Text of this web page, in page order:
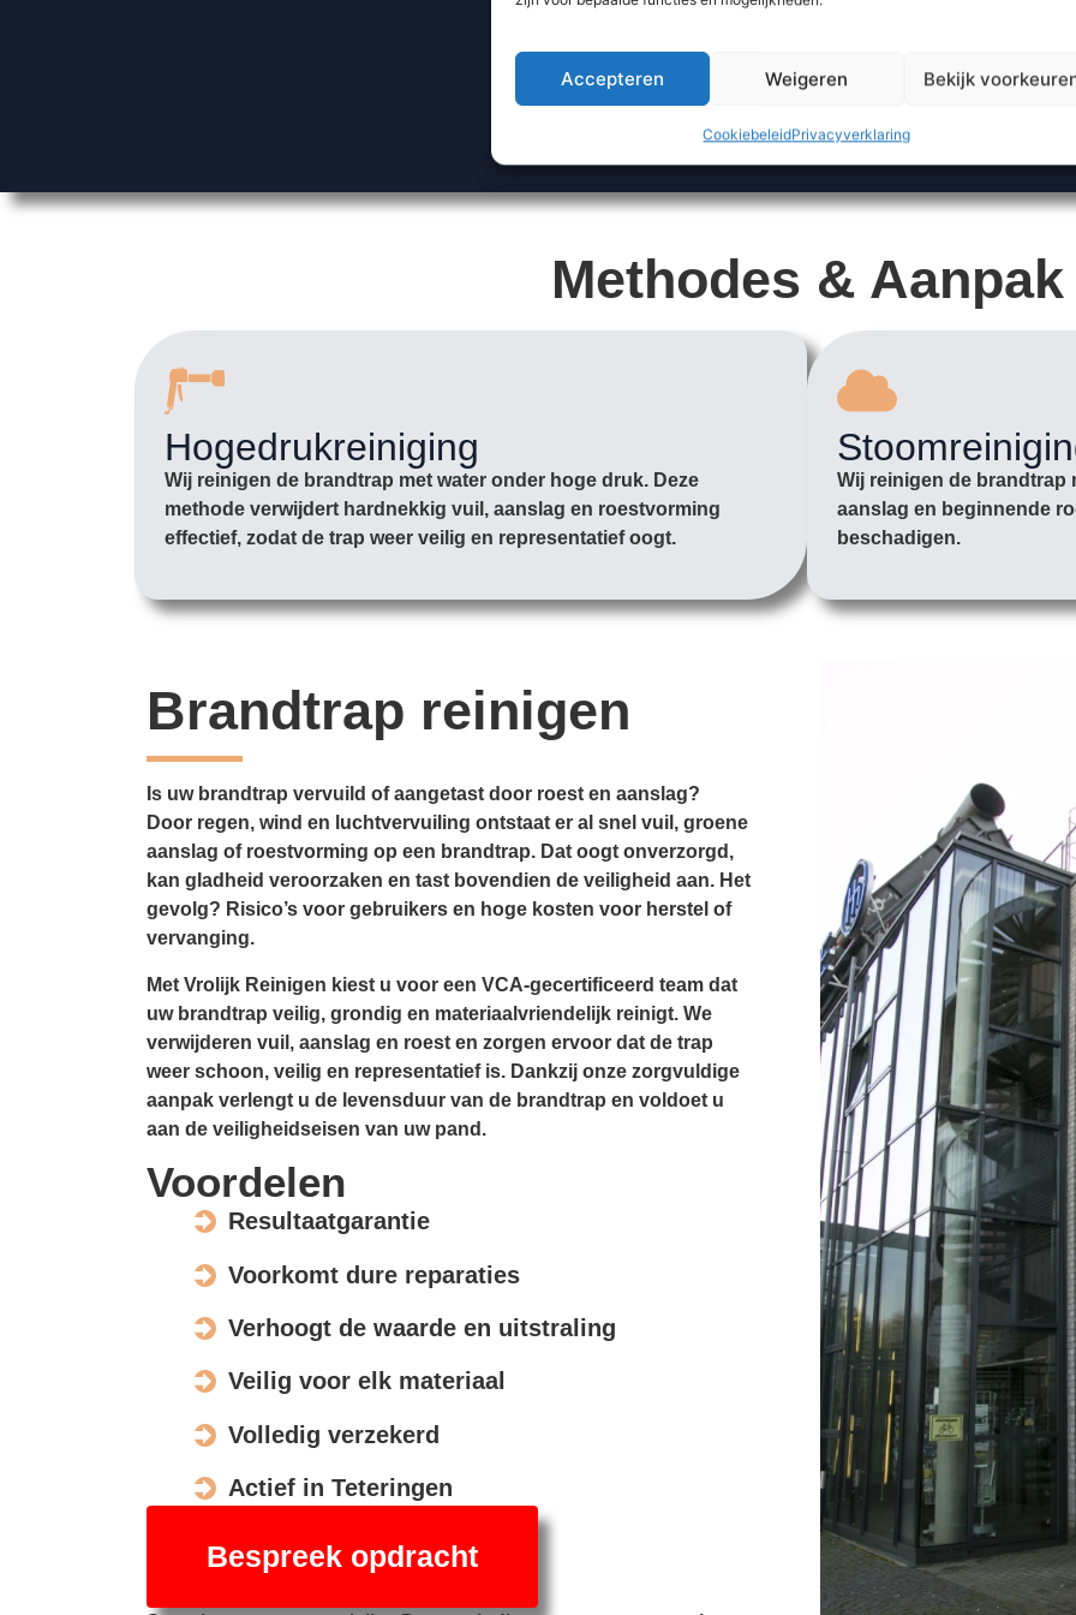
Accepteren Weigeren Bekijk
CookiebeleidPrivacyverklaring
Methodes & Aanpak
Hogedrukreiniging
Wij reinigen de brandtrap met water onder hoge druk. Deze
methode verwijdert hardnekkig vuil, aanslag en roestvorming
effectief, zodat de trap weer veilig en representatief oogt.
Wij reinigen de brandtrap
aanslag en beginnende
beschadigen.
Brandtrap reinigen
Is uw brandtrap vervuild of aangetast door roest en aanslag?
Door regen, wind en luchtvervuiling ontstaat er al snel vuil, groene
aanslag of roestvorming op een brandtrap. Dat oogt onverzorgd,
kan gladheid veroorzaken en tast bovendien de veiligheid aan. Het
gevolg? Risico’s voor gebruikers en hoge kosten voor herstel of
vervanging.
Met Vrolijk Reinigen kiest u voor een VCA-gecertificeerd team dat
uw brandtrap veilig, grondig en materiaalvriendelijk reinigt. We
verwijderen vuil, aanslag en roest en zorgen ervoor dat de trap
weer schoon, veilig en representatief is. Dankzij onze zorgvuldige
aanpak verlengt u de levensduur van de brandtrap en voldoet u
aan de veiligheidseisen van uw pand.
Voordelen
Resultaatgarantie
Voorkomt dure reparaties
Verhoogt de waarde en uitstraling
Veilig voor elk materiaal
Volledig verzekerd
Actief in Teteringen
Bespreek opdracht